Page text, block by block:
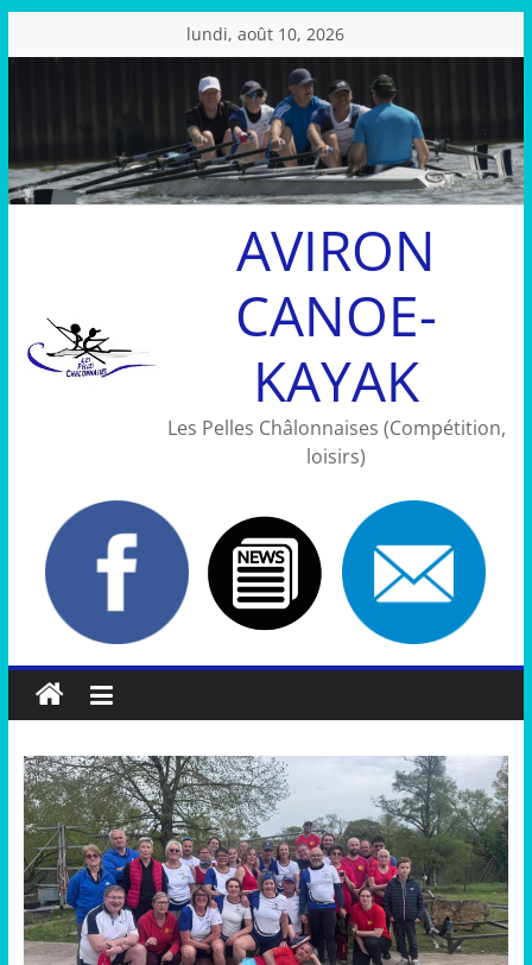
au
lundi, août 10, 2026
AVIRON
CANOE-
KAYAK
Les Pelles Châlonnaises (Compétition,
loisirs)